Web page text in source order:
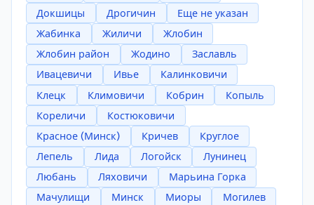
Докшицы
Дрогичин
Еще не указан
Жабинка
Жиличи
Жлобин
Жлобин район
Жодино
Заславль
Ивацевичи
Ивье
Калинковичи
Клецк
Климовичи Кобрин
Копыль
Кореличи
Костюковичи
Красное (Минск)
Кричев
Круглое
Лепель
Лида Логойск
Лунинец
Любань
Ляховичи
Марьина Горка
Мачулищи
Минск Миоры
Могилев